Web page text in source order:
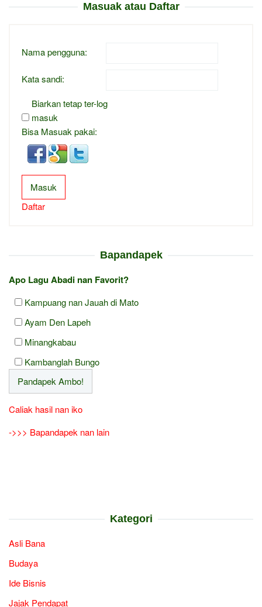
Masuak atau Daftar
Nama pengguna:
Kata sandi:
Biarkan tetap ter-log
masuk
Bisa Masuak pakai:
Masuk
Daftar
Bapandapek
Apo Lagu Abadi nan Favorit?
Kampuang nan Jauah di Mato
Ayam Den Lapeh
Minangkabau
Kambanglah Bungo
Caliak hasil nan iko
->>> Bapandapek nan lain
Kategori
Asli Bana
Budaya
Ide Bisnis
Jajak Pendapat